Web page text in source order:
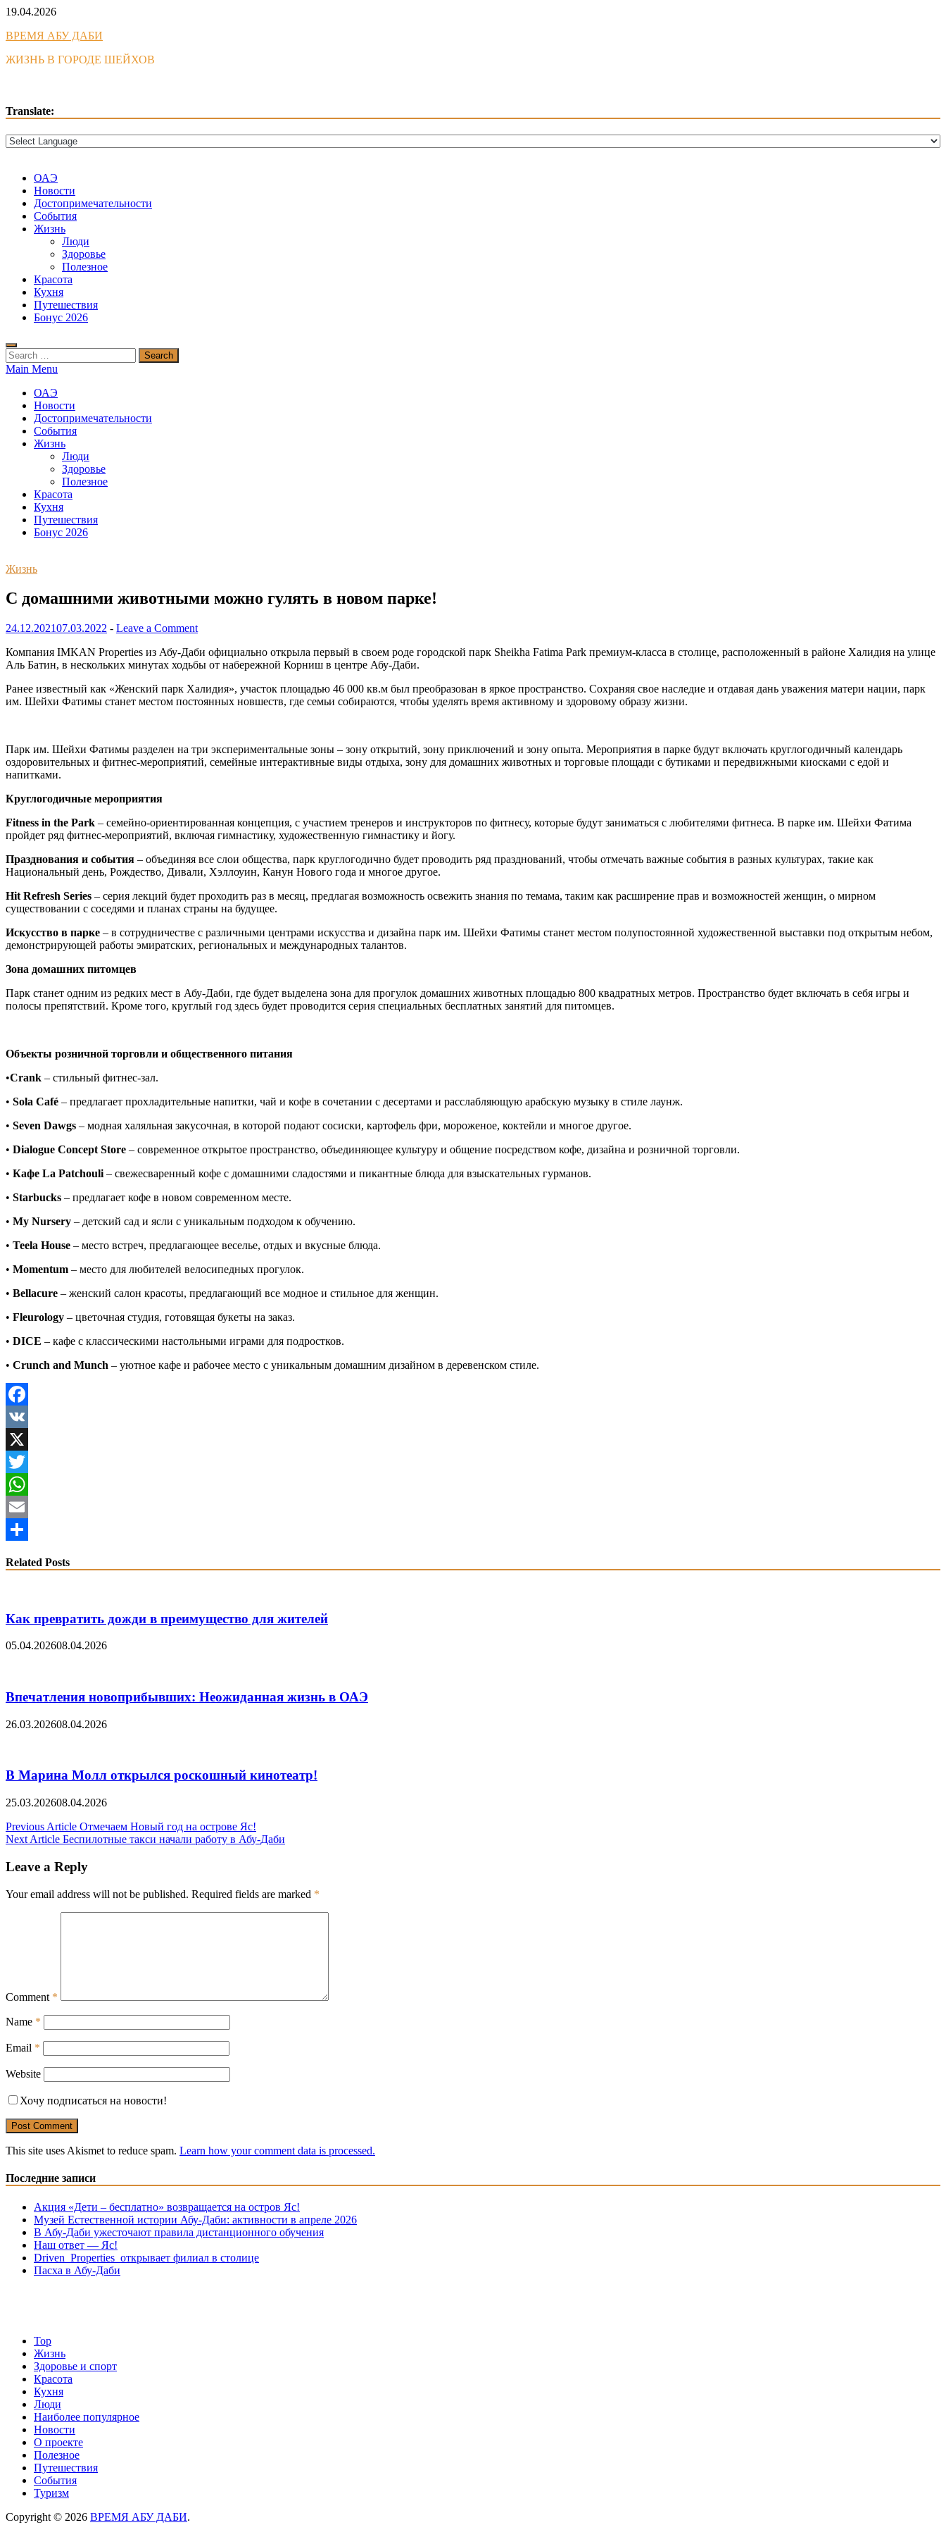
Skip
content
19.04.2026
ВРЕМЯ АБУ ДАБИ
ЖИЗНЬ В ГОРОДЕ ШЕЙХОВ
Translate:
ОАЭ
Новости
Достопримечательности
События
Жизнь
Люди
Здоровье
Полезное
Красота
Кухня
Путешествия
Бонус 2026
Search
for:
Main Menu
ОАЭ
Новости
Достопримечательности
События
Жизнь
Люди
Здоровье
Полезное
Красота
Кухня
Путешествия
Бонус 2026
Жизнь
С домашними животными можно гулять в новом парке!
24.12.202107.03.2022 - Leave a Comment
Компания IMKAN Properties из Абу-Даби официально открыла первый в своем роде городской парк Sheikha Fatima Park премиум-класса в столице, расположенный в районе Халидия на улице
Аль Батин, в нескольких минутах ходьбы от набережной Корниш в центре Абу-Даби.
Ранее известный как «Женский парк Халидия», участок площадью 46 000 кв.м был преобразован в яркое пространство. Сохраняя свое наследие и отдавая дань уважения матери нации, парк
им. Шейхи Фатимы станет местом постоянных новшеств, где семьи собираются, чтобы уделять время активному и здоровому образу жизни.
Парк им. Шейхи Фатимы разделен на три экспериментальные зоны – зону открытий, зону приключений и зону опыта. Мероприятия в парке будут включать круглогодичный календарь
оздоровительных и фитнес-мероприятий, семейные интерактивные виды отдыха, зону для домашних животных и торговые площади с бутиками и передвижными киосками с едой и
напитками.
Круглогодичные мероприятия
Fitness in the Park – семейно-ориентированная концепция, с участием тренеров и инструкторов по фитнесу, которые будут заниматься с любителями фитнеса. В парке им. Шейхи Фатима
пройдет ряд фитнес-мероприятий, включая гимнастику, художественную гимнастику и йогу.
Празднования и события – объединяя все слои общества, парк круглогодично будет проводить ряд празднований, чтобы отмечать важные события в разных культурах, такие как
Национальный день, Рождество, Дивали, Хэллоуин, Канун Нового года и многое другое.
Hit Refresh Series – серия лекций будет проходить раз в месяц, предлагая возможность освежить знания по темама, таким как расширение прав и возможностей женщин, о мирном
существовании с соседями и планах страны на будущее.
Искусство в парке – в сотрудничестве с различными центрами искусства и дизайна парк им. Шейхи Фатимы станет местом полупостоянной художественной выставки под открытым небом,
демонстрирующей работы эмиратских, региональных и международных талантов.
Зона домашних питомцев
Парк станет одним из редких мест в Абу-Даби, где будет выделена зона для прогулок домашних животных площадью 800 квадратных метров. Пространство будет включать в себя игры и
полосы препятствий. Кроме того, круглый год здесь будет проводится серия специальных бесплатных занятий для питомцев.
Объекты розничной торговли и общественного питания
•Crank – стильный фитнес-зал.
• Sola Café – предлагает прохладительные напитки, чай и кофе в сочетании с десертами и расслабляющую арабскую музыку в стиле лаунж.
• Seven Dawgs – модная халяльная закусочная, в которой подают сосиски, картофель фри, мороженое, коктейли и многое другое.
• Dialogue Concept Store – современное открытое пространство, объединяющее культуру и общение посредством кофе, дизайна и розничной торговли.
• Кафе La Patchouli – свежесваренный кофе с домашними сладостями и пикантные блюда для взыскательных гурманов.
• Starbucks – предлагает кофе в новом современном месте.
• My Nursery – детский сад и ясли с уникальным подходом к обучению.
• Teela House – место встреч, предлагающее веселье, отдых и вкусные блюда.
• Momentum – место для любителей велосипедных прогулок.
• Bellacure – женский салон красоты, предлагающий все модное и стильное для женщин.
• Fleurology – цветочная студия, готовящая букеты на заказ.
• DICE – кафе с классическими настольными играми для подростков.
• Crunch and Munch – уютное кафе и рабочее место с уникальным домашним дизайном в деревенском стиле.
Facebook
VK
X
Twitter
WhatsApp
Email
Related Posts
Как превратить дожди в преимущество для жителей
05.04.202608.04.2026
Впечатления новоприбывших: Неожиданная жизнь в ОАЭ
26.03.202608.04.2026
В Марина Молл открылся роскошный кинотеатр!
25.03.202608.04.2026
Post
navigation
Previous Article Отмечаем Новый год на острове Яс!
Next Article Беспилотные такси начали работу в Абу-Даби
Leave a Reply
Your email address will not be published. Required fields are marked *
Comment *
Name *
Email *
Website
Хочу подписаться на новости!
This site uses Akismet to reduce spam. Learn how your comment data is processed.
Последние записи
Акция «Дети – бесплатно» возвращается на остров Яс!
Музей Eстественной истории Абу-Даби: активности в апреле 2026
В Абу-Даби ужесточают правила дистанционного обучения
Наш ответ — Яс!
Driven Properties открывает филиал в столице
Пасха в Абу-Даби
Top
Жизнь
Здоровье и спорт
Красота
Кухня
Люди
Наиболее популярное
Новости
О проекте
Полезное
Путешествия
События
Туризм
Copyright © 2026 ВРЕМЯ АБУ ДАБИ.